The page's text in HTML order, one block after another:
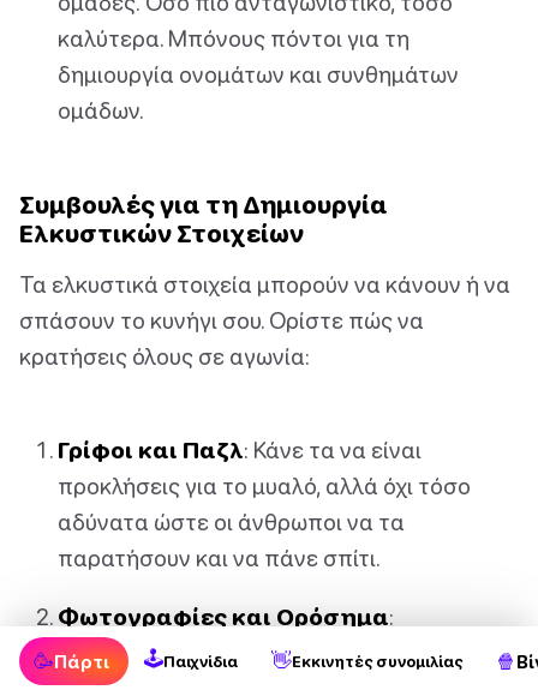
καλύτερα. Μπόνους πόντοι για τη
δημιουργία ονομάτων και συνθημάτων
ομάδων.
Συμβουλές για τη Δημιουργία
Ελκυστικών Στοιχείων
Τα ελκυστικά στοιχεία μπορούν να κάνουν ή να
σπάσουν το κυνήγι σου. Ορίστε πώς να
κρατήσεις όλους σε αγωνία:
Γρίφοι και Παζλ: Κάνε τα να είναι
προκλήσεις για το μυαλό, αλλά όχι τόσο
αδύνατα ώστε οι άνθρωποι να τα
παρατήσουν και να πάνε σπίτι.
Φωτογραφίες και Ορόσημα:
Χρησιμοποίησε φωτογραφίες από τοπικά
ορόσημα ή φωτογραφίες από κοντινά
🥳Πάρτι 🕹Παιχνίδια 👋Εκκινητές συνομιλίας 🍿